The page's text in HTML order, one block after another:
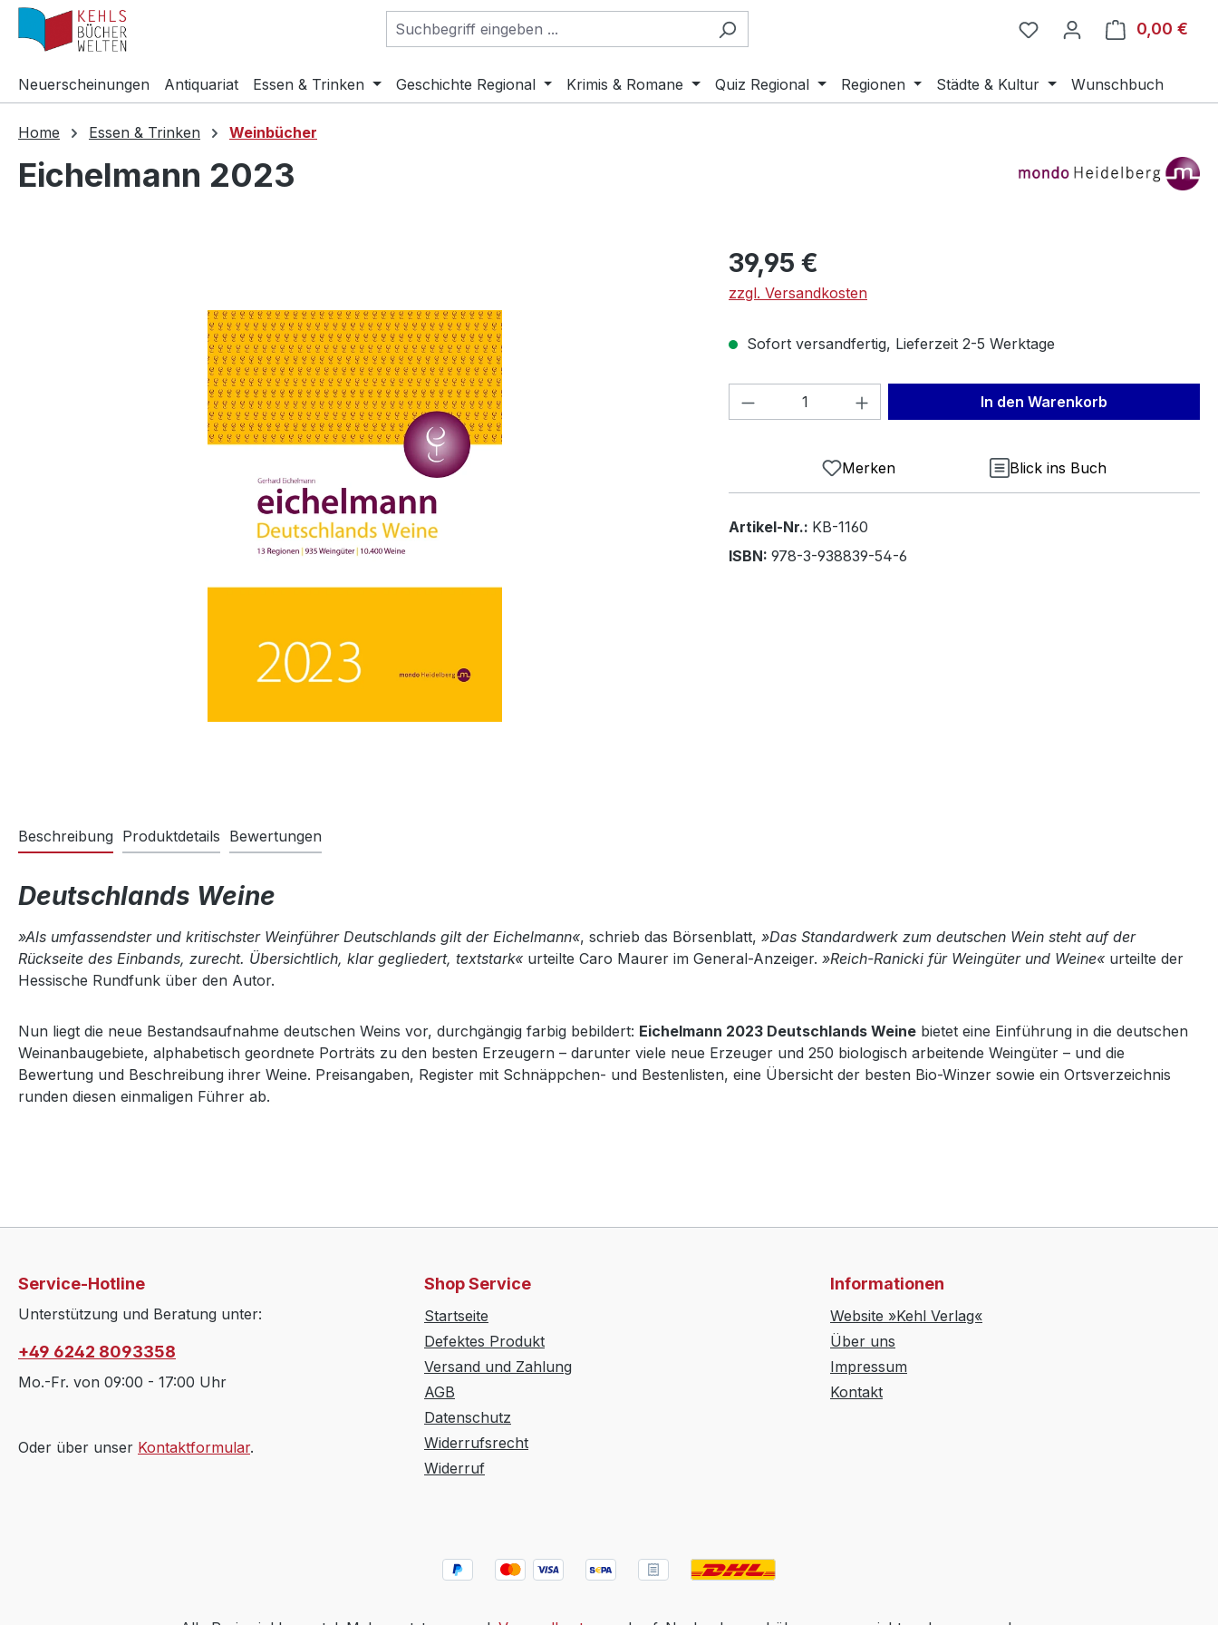
Hauptinhalt springen
Zur Suche springen
Zur Hauptnavigation springen 0,00 €
Neuerscheinungen Antiquariat Essen & Trinken Geschichte Regional Krimis & Romane Quiz Regional Regionen Städte & Kultur Wunschbuch
Home Essen & Trinken Weinbücher
Eichelmann 2023
Regulärer Preis:
39,95 €
zzgl. Versandkosten
Sofort versandfertig, Lieferzeit 2-5 Werktage
Produkt Anzahl: Gib den gewünschten Wert
In den Warenkorb
Merken Blick ins Buch
Artikel-Nr.: KB-1160
ISBN: 978-3-938839-54-6
Beschreibung Produktdetails Bewertungen
Deutschlands Weine
»Als umfassendster und kritischster Weinführer Deutschlands gilt der Eichelmann«, schrieb das Börsenblatt, »Das Standardwerk zum deutschen Wein steht auf der
Rückseite des Einbands, zurecht. Übersichtlich, klar gegliedert, textstark« urteilte Caro Maurer im General-Anzeiger. »Reich-Ranicki für Weingüter und Weine« urteilte der
Hessische Rundfunk über den Autor.
Nun liegt die neue Bestandsaufnahme deutschen Weins vor, durchgängig farbig bebildert: Eichelmann 2023 Deutschlands Weine bietet eine Einführung in die deutschen
Weinanbaugebiete, alphabetisch geordnete Porträts zu den besten Erzeugern – darunter viele neue Erzeuger und 250 biologisch arbeitende Weingüter – und die
Bewertung und Beschreibung ihrer Weine. Preisangaben, Register mit Schnäppchen- und Bestenlisten, eine Übersicht der besten Bio-Winzer sowie ein Ortsverzeichnis
runden diesen einmaligen Führer ab.
Service-Hotline
Unterstützung und Beratung unter:
+49 6242 8093358
Mo.-Fr. von 09:00 - 17:00 Uhr
Oder über unser Kontaktformular.
Shop Service
Startseite
Defektes Produkt
Versand und Zahlung
AGB
Datenschutz
Widerrufsrecht
Widerruf
Informationen
Website »Kehl Verlag«
Über uns
Impressum
Kontakt